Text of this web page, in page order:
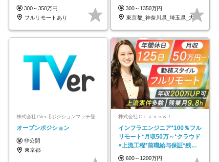
｜副業OK
300～350万円
フルリモートあり
代～30代活躍/b
300～1350万円
東京都_神奈川県_埼玉県_大阪府_愛知県…
株式会社TVer【ポジションマッチ登録】
オープンポジション
非公開
東京都
株式会社Ｃｒａｎｅ＆Ｉ
インフラエンジニア*100％フル
リモート*月収50万～*クラウド
×上流工程*前職給与保証*残業
月9.8h
600～1200万円